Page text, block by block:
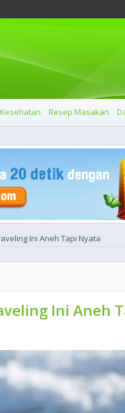
Kesehatan Resep Masakan
Ini Aneh Tapi Nyata
Ini Aneh